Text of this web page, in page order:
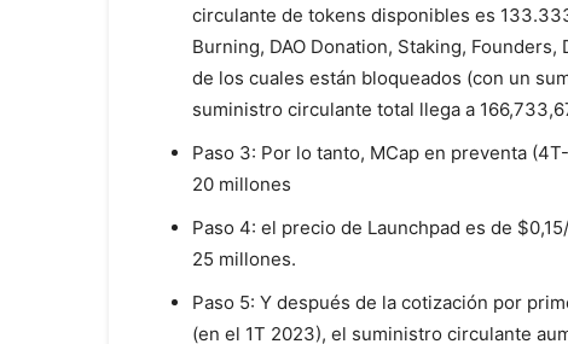
circulante de tokens disponibles es
Burning, DAO Donation, Staking, Founders,
de los cuales están bloqueados (con un
suministro circulante total llega a
Paso 3: Por lo tanto, MCap en preventa
20 millones
Paso 4: el precio de Launchpad es de
25 millones.
Paso 5: Y después de la cotización por
(en el 1T 2023), el suministro circulante